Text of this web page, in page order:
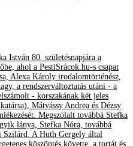
István 80. születésnapjára a
ahol a PestiSrácok.hu-s csapat
Alexa Károly irodalomtörténész,
a rendszerváltoztatás utáni - a
- korszakának két jeles
Mátyássy Andrea és Dézsy
Megszólalt továbbá Stefka
lánya, Stefka Nóra, továbbá
Szilárd. A Huth Gergely által
köszöntés követte, a tortát és